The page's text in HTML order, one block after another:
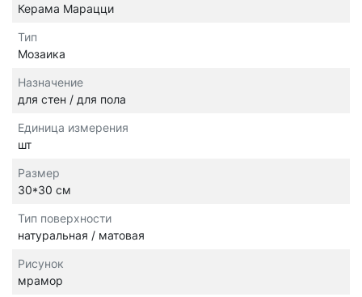
Керама Марацци
Тип
Мозаика
Назначение
для стен / для пола
Единица измерения
шт
Размер
30*30 см
Тип поверхности
натуральная / матовая
Рисунок
мрамор